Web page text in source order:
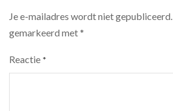
Je e-mailadres wordt niet gepubliceerd.
gemarkeerd met*
Reactie *